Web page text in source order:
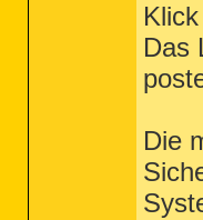
Das
Die